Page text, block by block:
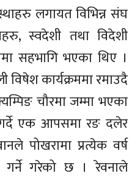
लगायत विभिन्न संघ
स्वदेशी तथा विदेशी
सहभागि भएका थिए ।
कार्यक्रममा रमाउदै
चौरमा जम्मा भएका
एक आपसमा रङ दलेर
पोखरामा प्रत्येक वर्ष
गर्ने गरेको छ । रेवनाले